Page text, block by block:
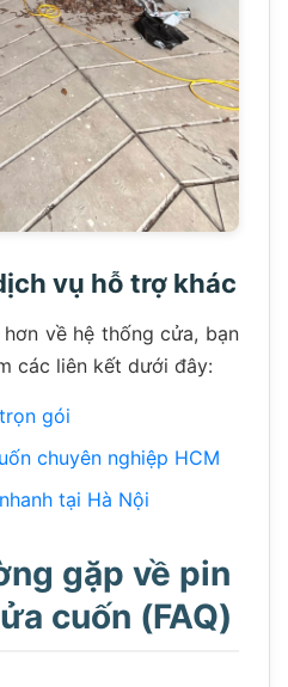
vụ hỗ trợ khác
về hệ thống cửa, bạn
các liên kết dưới đây:
gói
chuyên nghiệp HCM
tại Hà Nội
gặp về pin
cuốn (FAQ)